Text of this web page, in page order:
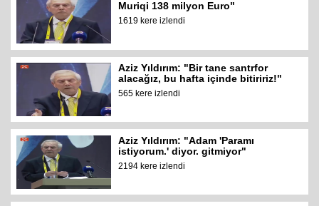
Muriqi 138 milyon Euro"
1619 kere izlendi
Aziz Yıldırım: "Bir tane santrfor
alacağız, bu hafta içinde bitiririz!"
565 kere izlendi
Aziz Yıldırım: "Adam 'Paramı
istiyorum.' diyor. gitmiyor"
2194 kere izlendi